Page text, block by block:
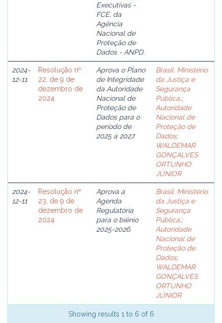
Executivas -
FCE, da
Agência
Nacional de
Proteção de
Dados - ANPD.
2024-
12-11
Resolução nº
22, de 9 de
dezembro de
2024
Aprova o Plano
de Integridade
da Autoridade
Nacional de
Proteção de
Dados para o
período de
2025 a 2027.
Brasil. Ministério
da Justiça e
Segurança
Pública.;
Autoridade
Nacional de
Proteção de
Dados;
WALDEMAR
GONÇALVES
ORTUNHO
JÚNIOR
2024-
12-11
Resolução nº
23, de 9 de
dezembro de
2024
Aprova a
Agenda
Regulatória
para o biênio
2025-2026.
Brasil. Ministério
da Justiça e
Segurança
Pública.;
Autoridade
Nacional de
Proteção de
Dados;
WALDEMAR
GONÇALVES
ORTUNHO
JÚNIOR
Showing results 1 to 6 of 6